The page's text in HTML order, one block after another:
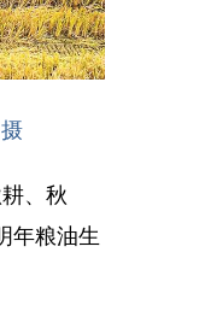
、秋
年粮油生